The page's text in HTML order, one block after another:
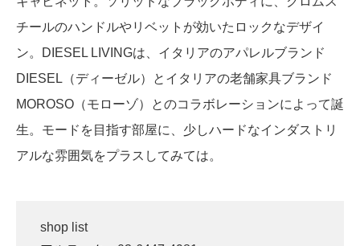
チールのハンドルやリベットが効いたロックなデザイ
ン。DIESEL LIVINGは、イタリアのアパレルブランド
DIESEL（ディーゼル）とイタリアの老舗家具ブランド
MOROSO（モローゾ）とのコラボレーションによって誕
生。モードを目指す部屋に、少しハードなインダストリ
アルな雰囲気をプラスしてみては。
shop list